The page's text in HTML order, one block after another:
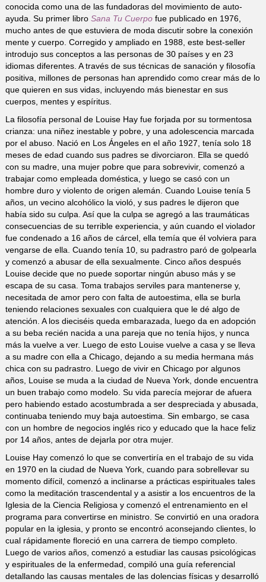
conocida como una de las fundadoras del movimiento de auto-
ayuda. Su primer libro Sana Tu Cuerpo fue publicado en 1976,
mucho antes de que estuviera de moda discutir sobre la conexión
mente y cuerpo. Corregido y ampliado en 1988, este best-seller
introdujo sus conceptos a las personas de 30 países y en 23
idiomas diferentes. A través de sus técnicas de sanación y filosofía
positiva, millones de personas han aprendido como crear más de lo
que quieren en sus vidas, incluyendo más bienestar en sus
cuerpos, mentes y espíritus.
La filosofía personal de Louise Hay fue forjada por su tormentosa
crianza: una niñez inestable y pobre, y una adolescencia marcada
por el abuso. Nació en Los Ángeles en el año 1927, tenía solo 18
meses de edad cuando sus padres se divorciaron. Ella se quedó
con su madre, una mujer pobre que para sobrevivir, comenzó a
trabajar como empleada doméstica, y luego se casó con un
hombre duro y violento de origen alemán. Cuando Louise tenía 5
años, un vecino alcohólico la violó, y sus padres le dijeron que
había sido su culpa. Así que la culpa se agregó a las traumáticas
consecuencias de su terrible experiencia, y aún cuando el violador
fue condenado a 16 años de cárcel, ella temía que él volviera para
vengarse de ella. Cuando tenía 10, su padrastro paró de golpearla
y comenzó a abusar de ella sexualmente. Cinco años después
Louise decide que no puede soportar ningún abuso más y se
escapa de su casa. Toma trabajos serviles para mantenerse y,
necesitada de amor pero con falta de autoestima, ella se burla
teniendo relaciones sexuales con cualquiera que le dé algo de
atención. A los dieciséis queda embarazada, luego da en adopción
a su beba recién nacida a una pareja que no tenía hijos, y nunca
más la vuelve a ver. Luego de esto Louise vuelve a casa y se lleva
a su madre con ella a Chicago, dejando a su media hermana más
chica con su padrastro. Luego de vivir en Chicago por algunos
años, Louise se muda a la ciudad de Nueva York, donde encuentra
un buen trabajo como modelo. Su vida parecía mejorar de afuera
pero habiendo estado acostumbrada a ser despreciada y abusada,
continuaba teniendo muy baja autoestima. Sin embargo, se casa
con un hombre de negocios inglés rico y educado que la hace feliz
por 14 años, antes de dejarla por otra mujer.
Louise Hay comenzó lo que se convertiría en el trabajo de su vida
en 1970 en la ciudad de Nueva York, cuando para sobrellevar su
momento difícil, comenzó a inclinarse a prácticas espirituales tales
como la meditación trascendental y a asistir a los encuentros de la
Iglesia de la Ciencia Religiosa y comenzó el entrenamiento en el
programa para convertirse en ministro. Se convirtió en una oradora
popular en la iglesia, y pronto se encontró aconsejando clientes, lo
cual rápidamente floreció en una carrera de tiempo completo.
Luego de varios años, comenzó a estudiar las causas psicológicas
y espirituales de la enfermedad, compiló una guía referencial
detallando las causas mentales de las dolencias físicas y desarrolló